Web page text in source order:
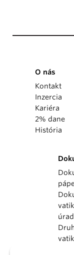
O nás
Kontakt
Inzercia
Kariéra
2% dane
História